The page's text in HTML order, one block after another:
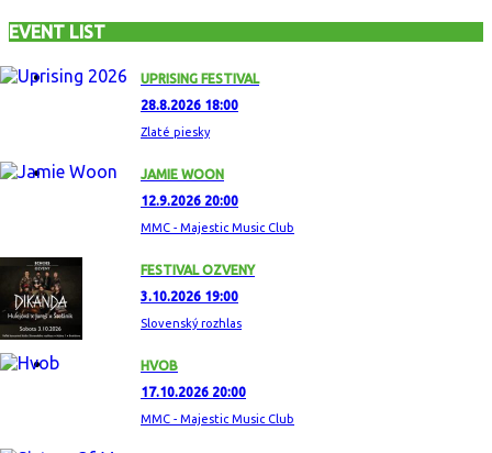
EVENT LIST
UPRISING FESTIVAL
28.8.2026 18:00
Zlaté piesky
JAMIE WOON
12.9.2026 20:00
MMC - Majestic Music Club
FESTIVAL OZVENY
3.10.2026 19:00
Slovenský rozhlas
HVOB
17.10.2026 20:00
MMC - Majestic Music Club